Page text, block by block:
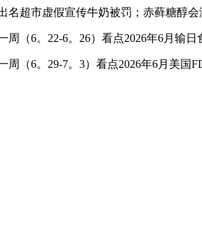
超市虚假宣传牛奶被罚；赤藓糖醇会
6。22-6。26）看点2026年6月输日
6。29-7。3）看点2026年6月美国